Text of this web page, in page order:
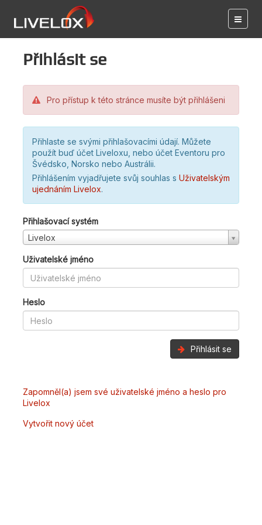
Přihlásit se
Pro přístup k této stránce musíte být přihlášeni
Přihlaste se svými přihlašovacími údají. Můžete
použít buď účet Liveloxu, nebo účet Eventoru pro
Švédsko, Norsko nebo Austrálii.
Přihlášením vyjadřujete svůj souhlas s Uživatelským
ujednáním Livelox.
Přihlašovací systém
Livelox
Uživatelské jméno
Heslo
Přihlásit se
Zapomněl(a) jsem své uživatelské jméno a heslo pro
Livelox
Vytvořit nový účet